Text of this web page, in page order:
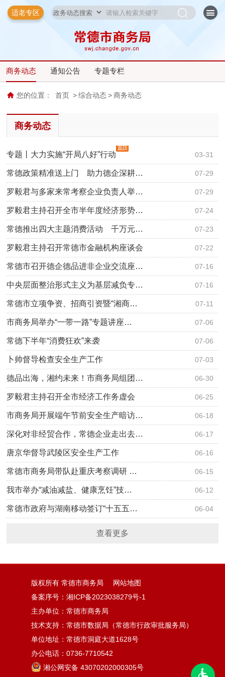
适老专区
商务动态 通知公告 专题专栏
您的位置： 首页 > 综合动态 > 商务动态
商务动态
03-31
专题丨大力实施“开局八好”行动
07-29
常德政策精准送上门 助力德企深耕…
07-29
罗毅君与多家来常考察企业负责人举…
07-24
罗毅君主持召开全市半年度经济形势…
07-23
常德推出四大主题消费活动 千万元…
07-22
罗毅君主持召开常德市金融机构座谈会
07-16
常德市召开德企德品进非企业交流座…
07-16
中央层面整治形式主义为基层减负专…
07-11
常德市立项争资、招商引资暨“湘商…
07-06
市商务局举办“一带一路”专题讲座…
07-06
常德下半年“消费狂欢”来袭
07-03
卜帅督导检查安全生产工作
06-30
德品出海，湘约未来！市商务局组团…
06-25
罗毅君主持召开全市经济工作务虚会
06-18
市商务局开展端午节前安全生产暗访…
06-17
深化对非经贸合作，常德企业走出去…
06-16
唐京华督导武陵区安全生产工作
06-15
常德市商务局带队赴重庆考察调研 …
06-12
我市举办“减油减盐、健康烹饪”技…
06-04
常德市政府与湖南移动签订“十五五…
查看更多
版权所有 常德市商务局
网站地图
备案序号： 湘ICP备2023038279号-1
主办单位：常德市商务局
技术支持：常德市数据局（常德市行政审批服务局）
单位地址：常德市洞庭大道1628号
办公电话：0736-7710542
湘公网安备 43070202000305号